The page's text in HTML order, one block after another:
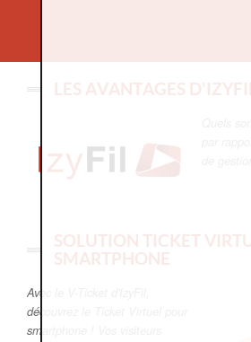
LES AVANTAGES
Quels
par
SOLUTION TICKET
SMARTPHONE
Avec le V-Ticket d'IzyFil,
découvrez le Ticket Virtuel pour
smartphone ! Vos visiteurs